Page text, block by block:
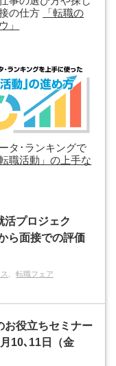
の仕方
「転職の
」
タ･ランキングで
転職活動」の上手な
活プロジェク
ら面接での評価
転職フェア
お役立ちセミナー
10､11日（金